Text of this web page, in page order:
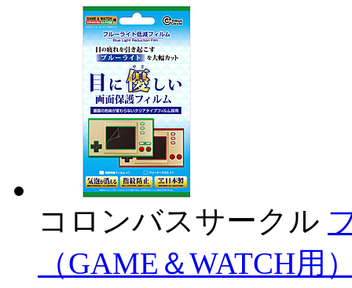
コロンバスサークル
（GAME＆WATCH用